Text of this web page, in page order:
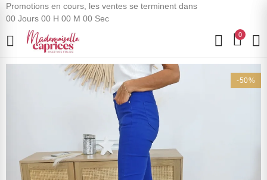
Promotions en cours, les ventes se terminent dans
00 Jours 00 H 00 M 00 Sec
0
-50%